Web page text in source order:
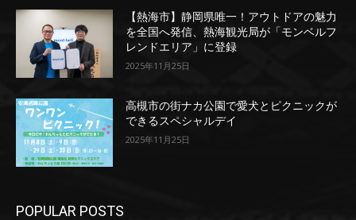
【熱海市】静岡県唯一！アウトドアの魅力
を全国へ発信、熱海観光局が「モンベルフ
レンドエリア」に登録
2025年11月25日
高槻市の街ナカ公園で愛犬とピクニックが
できるスペシャルデイ
2025年11月25日
POPULAR POSTS